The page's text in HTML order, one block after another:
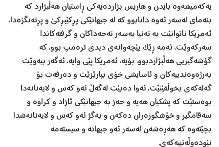
یەکەمیشەوە بایدن و هاریس بژاردەیەکی ڕاستیان هەڵبژارد کە
بنەمای لەسەر ئەوە دانابوو کە لە جیهانێکی پڕکێبڕکێ و پڕتەنگژەدا،
ئەمریکا ناتوانێت بە تەنیا بەسەر تەحەداکان و گرفتەکاندا
سەرکەوێت، ئەمە ڕێک پێچەوانەی دیدی ترەمپ بوو، کە
گۆشەگیریی هەڵبژاردبوو. بۆیە، ئەمریکا پێی وایە، ئەگەر بیەوێت
بەرژەوەندییەکان و ئاسایشی خۆی بپارێزێت و دەرفەت بۆ
گەلەکەی بخوڵقێنێت، ئەوا دەبێت لەگەڵ ئەو کەس و لایەنانەدا
بوەستێت که پشکیان هەیه و حەز بە جیهانێکی ئازاد و کراوه و
سەقامگیر و خۆشگوزەران دەکەن و بەگژ ئەو کەس و لایەنانەشدا
بچێتەوە کە هەڕەشەن لەسەر ئەو جیهانە و سیستەمە
نێودەوڵەتییەکەی.